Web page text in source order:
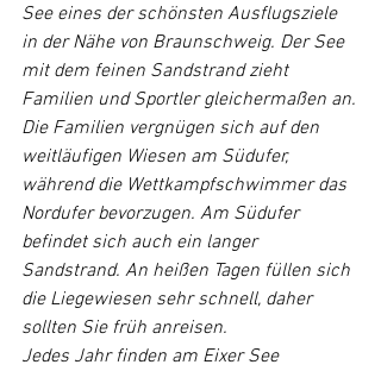
See eines der schönsten Ausflugsziele
in der Nähe von Braunschweig. Der See
mit dem feinen Sandstrand zieht
Familien und Sportler gleichermaßen an.
Die Familien vergnügen sich auf den
weitläufigen Wiesen am Südufer,
während die Wettkampfschwimmer das
Nordufer bevorzugen. Am Südufer
befindet sich auch ein langer
Sandstrand. An heißen Tagen füllen sich
die Liegewiesen sehr schnell, daher
sollten Sie früh anreisen.
Jedes Jahr finden am Eixer See